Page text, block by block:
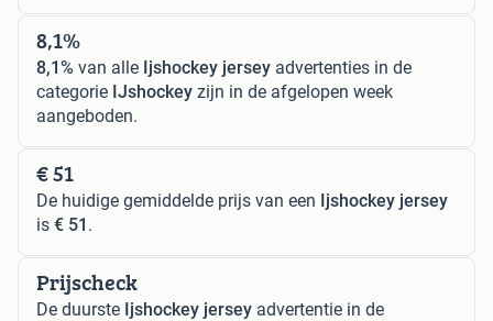
8,1%
8,1% van alle Ijshockey jersey advertenties in de
categorie IJshockey zijn in de afgelopen week
aangeboden.
€ 51
De huidige gemiddelde prijs van een Ijshockey jersey
is € 51 .
Prijscheck
De duurste Ijshockey jersey advertentie in de